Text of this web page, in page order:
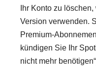
Ihr Konto zu
Version verwenden.
Premium-
kündigen Sie Ihr
nicht mehr